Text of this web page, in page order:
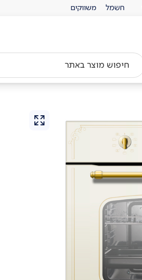
חשמל משווקים